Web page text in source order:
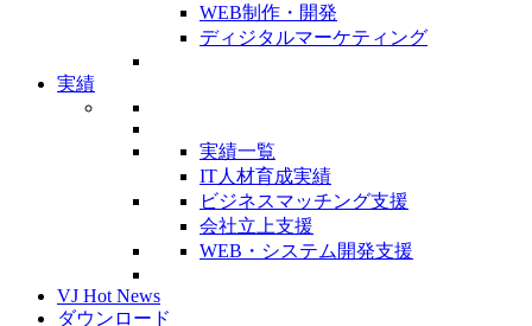
WEB制作・開発
ディジタルマーケティング
実績
実績一覧
IT人材育成実績
ビジネスマッチング支援
会社立上支援
WEB・システム開発支援
VJ Hot News
ダウンロード